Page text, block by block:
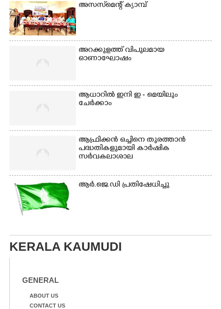
അസസ്‌മെന്റ് ക്യാമ്പ്
അറക്കുളത്ത് വിപുലമായ
ഓണാഘോഷം
ആധാറിൽ ഇനി ഇ - മെയിലും
ചേർക്കാം
ആഫ്രിക്കൻ ഒച്ചിനെ തുരത്താൻ
പദ്ധതികളുമായി കാർഷിക
സർവകലാശാല
ആർ.ജെ.ഡി പ്രതിഷേധിച്ചു
KERALA KAUMUDI
GENERAL
ABOUT US
CONTACT US